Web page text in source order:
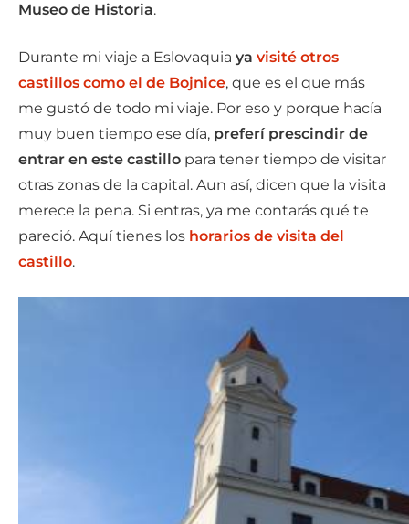
Museo de Historia.
Durante mi viaje a Eslovaquia ya visité otros
castillos como el de Bojnice, que es el que más
me gustó de todo mi viaje. Por eso y porque hacía
muy buen tiempo ese día, preferí prescindir de
entrar en este castillo para tener tiempo de visitar
otras zonas de la capital. Aun así, dicen que la visita
merece la pena. Si entras, ya me contarás qué te
pareció. Aquí tienes los horarios de visita del
castillo.